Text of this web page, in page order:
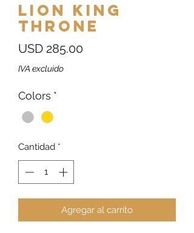
Lion King
Throne
USD 285.00Precio
IVA excluido
Colors *
Cantidad *
Agregar al carrito